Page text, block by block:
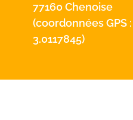
77160 Chenoise
(coordonnées GPS
3.0117845)